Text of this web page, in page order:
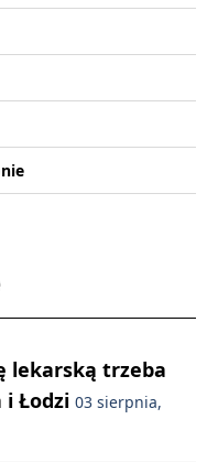
lekarską trzeba
i Łodzi 03 sierpnia,